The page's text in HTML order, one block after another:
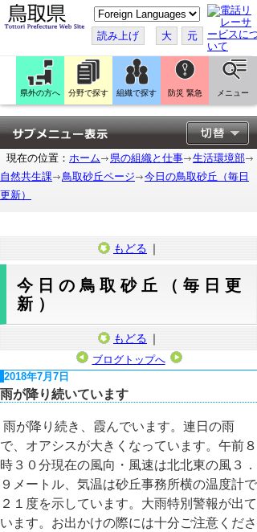
こ
の
ペ
ー
ジ
翻
訳
す
る
読み上げ 大 元
県外の方へ 分野で探す 組織で探す 防災 緊急 メニュー
現在の位置： ホーム 県の組織と仕事
生活環境部
自然共生課
鳥取砂丘ページ
今日の鳥取砂丘（毎日
更新）
もどる ｜
今日の鳥取砂丘（毎日更
新）
もどる ｜
ブログトップへ
2018年7月7日
雨が降り続いています
雨が降り続き、霞んでいます。連日の雨
で、オアシスが大きくなっています。午前８
時３０分現在の風向・風速は北北東の風３．
９メートル、気温は砂丘事務所横の温度計で
２１度を示しています。大雨特別警報が出て
います。お出かけの際には十分ご注意くださ